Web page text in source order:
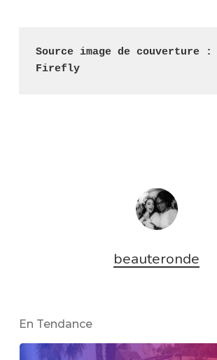
Source image de couverture :
Firefly
beauteronde
En Tendance